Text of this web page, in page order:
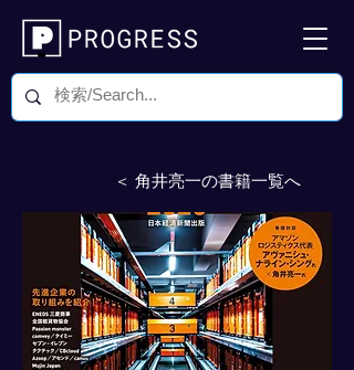
＜ 角井亮一の書籍一覧へ